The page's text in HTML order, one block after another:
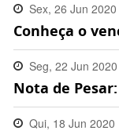
Sex, 26 Jun 2020
11:53:00 -0300
Conheça o
Seg, 22 Jun 2020
15:13:00 -0300
Nota de
Qui, 18 Jun 2020